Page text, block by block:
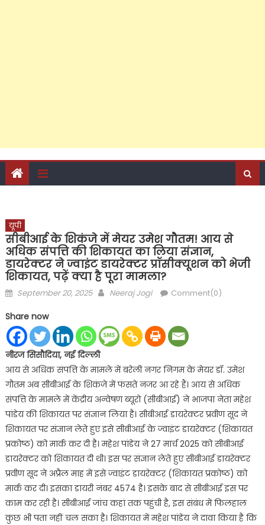
यूपी
सीबीआई के शिकंजे में मेयर उमेश गौतम! आय से
अधिक संपत्ति की शिकायत का लिया संज्ञान,
डायरेक्टर ने ज्वाइंट डायरेक्टर प्रॉसीक्यूशन को भेजी
शिकायत, पढ़ें क्या है पूरा मामला?
Posted
September 20, 2025 Author
Neeraj Jogi Comment(0)
Share now
नीरज सिसौदिया, नई दिल्ली
आय से अधिक संपत्ति के मामले में बरेली नगर निगम के मेयर डॉ. उमेश
गौतम अब सीबीआई के शिकंजे में फंसते नजर आ रहे हैं। आय से अधिक
संपत्ति के मामले में केंद्रीय अन्वेषण ब्यूरो (सीबीआई) ने भाजपा नेता महेश
पांडेय की शिकायत पर संज्ञान लिया है। सीबीआई डायरेक्टर प्रवीण सूद ने
शिकायत पर संज्ञान लेते हुए इसे सीबीआई के ज्वाइंट डायरेक्टर (शिकायत
प्रकोष्ठ) को मार्क कर दी है। महेश पांडेय ने 27 मार्च 2025 को सीबीआई
डायरेक्टर को शिकायत दी थी। इस पर संज्ञान लेते हुए सीबीआई डायरेक्टर
प्रवीण सूद ने अप्रैल माह में इसे ज्वाइंट डायरेक्टर (शिकायत प्रकोष्ठ) को
मार्क कर दी। इसका डायरी नंबर 4574 है। इसके बाद से सीबीआई इस पर
काम कर रही है। सीबीआई जांच कहां तक पहुंची है, इस संबंध में फिलहाल
कुछ भी पता नहीं चल सका है। शिकायत में महेश पांडेय ने दावा किया है कि